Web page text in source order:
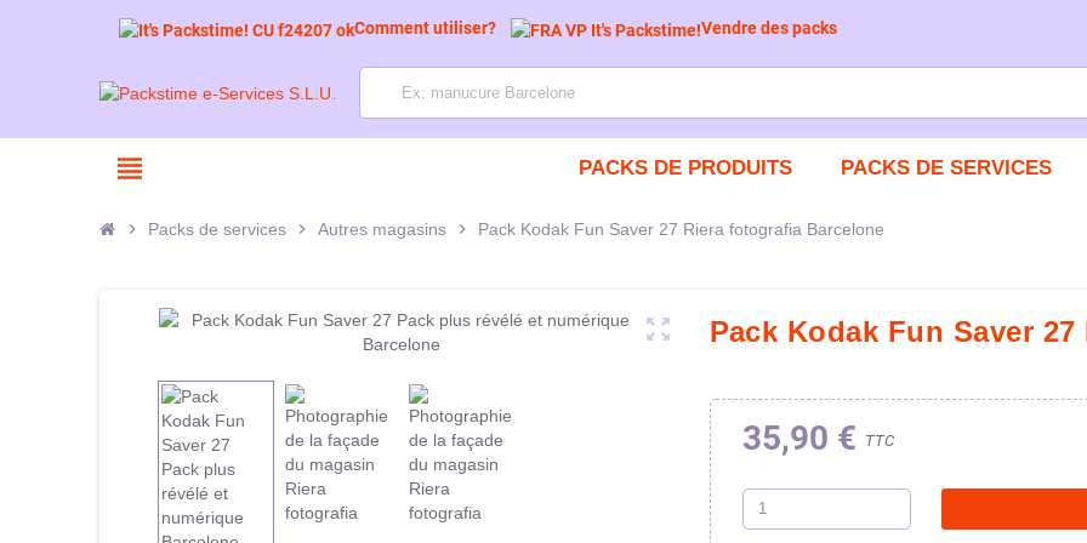
Comment utiliser? Vendre des packs
view_headline PACKS DE PRODUITS PACKS DE SERVICES
chevron_right Packs de services chevron_right Autres magasins chevron_right Pack Kodak Fun Saver 27 Riera fotografia Barcelone
zoom_out_map Pack Kodak Fun Saver
35,90 € TTC